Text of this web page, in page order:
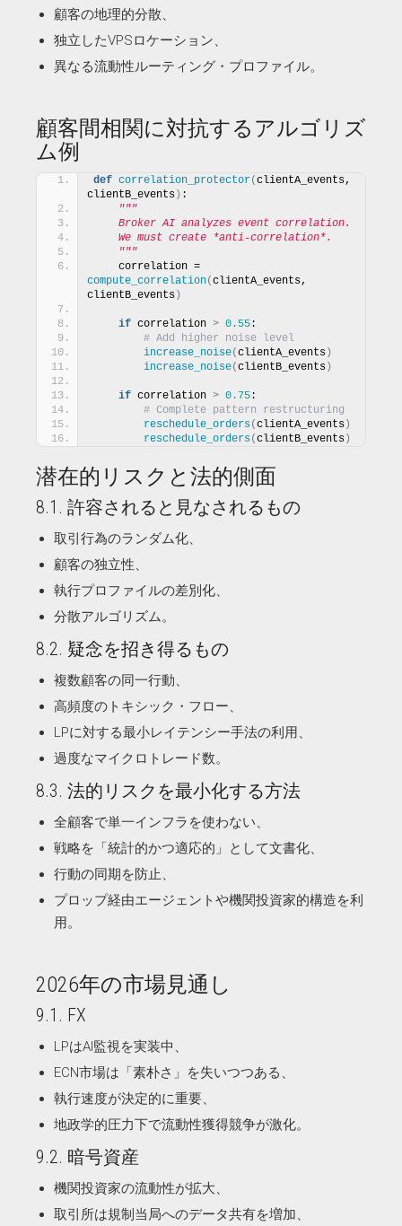
顧客の地理的分散、
独立したVPSロケーション、
異なる流動性ルーティング・プロファイル。
顧客間相関に対抗するアルゴリズ
ム例
def correlation_protector( clientA_events,
clientB_events ) :
"""
    Broker AI analyzes event correlation.
    We must create *anti-correlation*.
    """
compute_correlation( clientA_events,
clientB_events )
if correlation > 0.55 :
# Add higher noise level
increase_noise( clientA_events )
increase_noise( clientB_events )
if correlation > 0.75 :
# Complete pattern restructuring
reschedule_orders( clientA_events )
reschedule_orders( clientB_events )
潜在的リスクと法的側面
8.1. 許容されると見なされるもの
取引行為のランダム化、
顧客の独立性、
執行プロファイルの差別化、
分散アルゴリズム。
8.2. 疑念を招き得るもの
複数顧客の同一行動、
高頻度のトキシック・フロー、
LPに対する最小レイテンシー手法の利用、
過度なマイクロトレード数。
8.3. 法的リスクを最小化する方法
全顧客で単一インフラを使わない、
戦略を「統計的かつ適応的」として文書化、
行動の同期を防止、
プロップ経由エージェントや機関投資家的構造を利
用。
2026年の市場見通し
9.1. FX
LPはAI監視を実装中、
ECN市場は「素朴さ」を失いつつある、
執行速度が決定的に重要、
地政学的圧力下で流動性獲得競争が激化。
9.2. 暗号資産
機関投資家の流動性が拡大、
取引所は規制当局へのデータ共有を増加、